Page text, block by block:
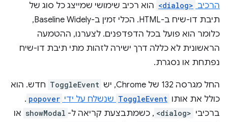
הרכיב <dialog> הוא רכיב שימושי שמייצג כל סוג של
תיבת דו-שיח ב-HTML. הכלי זמין ב-Baseline Widely,
כלומר הוא פועל בכל הדפדפנים. לצערנו, ההטמעה
הראשונית לא כללה דרך ישירה לזהות מתי תיבת דו-שיח
נפתחת או נסגרת.
החל מגרסה 132 של Chrome, יש ToggleEvent חדש. הוא
כולל את אותו ToggleEvent שנשלח על ידי popover
.
ברכיבי <dialog> , כשמתבצעת קריאה ל- showModal או